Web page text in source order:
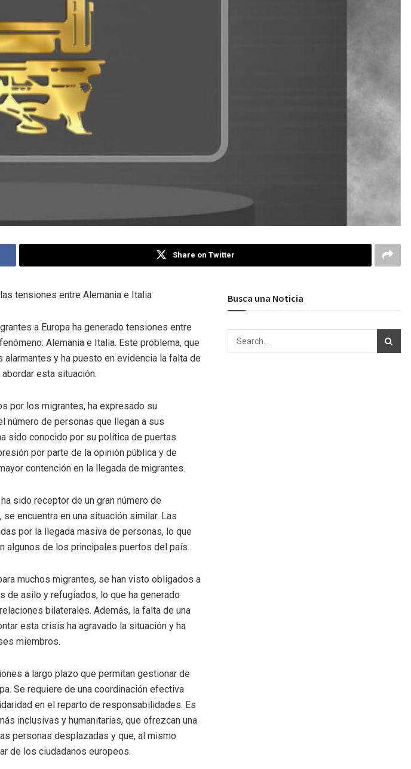
Share on Twitter
tensiones entre Alemania e Italia
a Europa ha generado tensiones entre
Alemania e Italia. Este problema, que
alarmantes y ha puesto en evidencia la falta de
esta situación.
por los migrantes, ha expresado su
número de personas que llegan a sus
sido conocido por su política de puertas
por parte de la opinión pública y de
contención en la llegada de migrantes.
sido receptor de un gran número de
encuentra en una situación similar. Las
por la llegada masiva de personas, lo que
algunos de los principales puertos del país.
muchos migrantes, se han visto obligados a
de asilo y refugiados, lo que ha generado
bilaterales. Además, la falta de una
esta crisis ha agravado la situación y ha
miembros.
a largo plazo que permitan gestionar de
Se requiere de una coordinación efectiva
en el reparto de responsabilidades. Es
inclusivas y humanitarias, que ofrezcan una
personas desplazadas y que, al mismo
de los ciudadanos europeos.
Busca una Noticia